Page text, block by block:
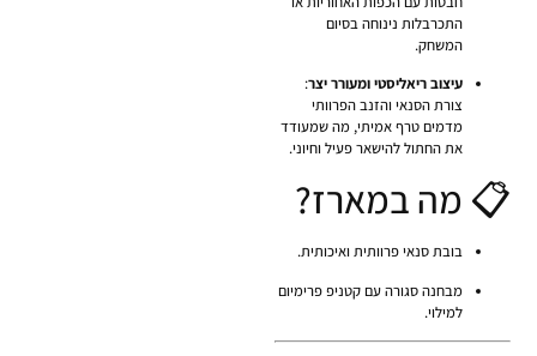
התכרבלות נינוחה בסיום
המשחק.
עיצוב ריאליסטי ומעורר יצר:
צורת הסנאי והזנב הפרוותי
מדמים טרף אמיתי, מה שמעודד
את החתול להישאר פעיל וחיוני.
📋 מה במארז?
בובת סנאי פרוותית ואיכותית.
מבחנה סגורה עם קטניפ פרימיום
למילוי.